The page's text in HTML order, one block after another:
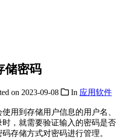
储密码
on 2023-09-08 In 应用软件
用到存储用户信息的用户名、
，就需要验证输入的密码是否
存储方式对密码进行管理。